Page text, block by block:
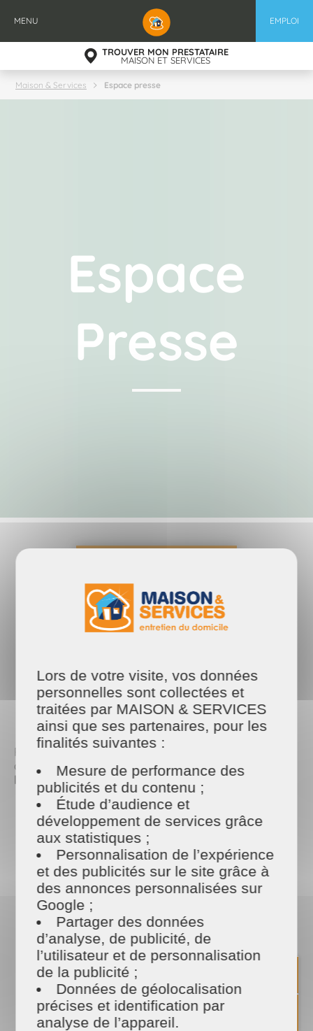
MENU EMPLOI
TROUVER MON PRESTATAIRE
MAISON ET SERVICES
Maison & Services Espace presse
Espace
Presse
Photothèque
Contact presse
Retrouvez dans cet espace nos communiqués et
dossiers de presse qui permettent de suivre
l’actualité du réseau MAISON ET SERVICES.
Les derniers documents
publiés
Communiqués et dossiers de
presse
Lors de votre visite, vos données
personnelles sont collectées et
traitées par MAISON & SERVICES
ainsi que ses partenaires, pour les
finalités suivantes :
Mesure de performance des
publicités et du contenu ;
Étude d’audience et
développement de services grâce
aux statistiques ;
Personnalisation de l’expérience
et des publicités sur le site grâce à
des annonces personnalisées sur
Google ;
Partager des données
d’analyse, de publicité, de
l’utilisateur et de personnalisation
de la publicité ;
Données de géolocalisation
précises et identification par
analyse de l’appareil.